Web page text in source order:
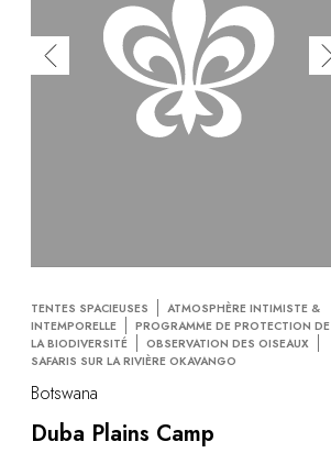
TENTES SPACIEUSES
ATMOSPHÈRE INTIMISTE &
INTEMPORELLE
PROGRAMME DE PROTECTION DE
LA BIODIVERSITÉ
OBSERVATION DES OISEAUX
SAFARIS SUR LA RIVIÈRE OKAVANGO
Botswana
Duba Plains Camp